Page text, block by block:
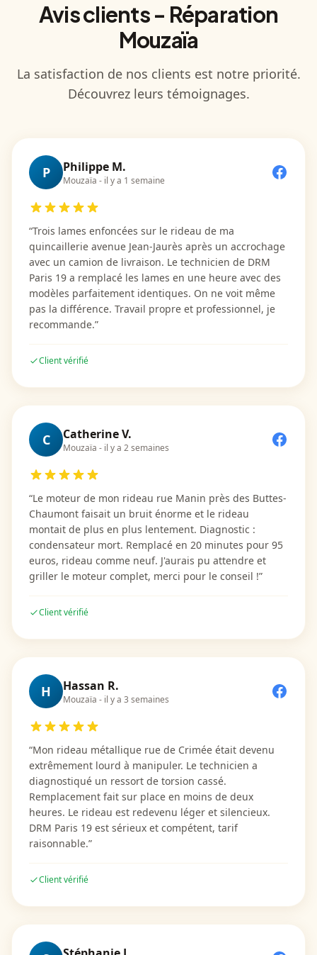
Avis clients - Réparation
Mouzaïa
La satisfaction de nos clients est notre priorité.
Découvrez leurs témoignages.
P Philippe M.
Mouzaïa - il y a 1 semaine
“Trois lames enfoncées sur le rideau de ma
quincaillerie avenue Jean-Jaurès après un accrochage
avec un camion de livraison. Le technicien de DRM
Paris 19 a remplacé les lames en une heure avec des
modèles parfaitement identiques. On ne voit même
pas la différence. Travail propre et professionnel, je
recommande.”
Client vérifié
C Catherine V.
Mouzaïa - il y a 2 semaines
“Le moteur de mon rideau rue Manin près des Buttes-
Chaumont faisait un bruit énorme et le rideau
montait de plus en plus lentement. Diagnostic :
condensateur mort. Remplacé en 20 minutes pour 95
euros, rideau comme neuf. J'aurais pu attendre et
griller le moteur complet, merci pour le conseil !”
Client vérifié
H Hassan R.
Mouzaïa - il y a 3 semaines
“Mon rideau métallique rue de Crimée était devenu
extrêmement lourd à manipuler. Le technicien a
diagnostiqué un ressort de torsion cassé.
Remplacement fait sur place en moins de deux
heures. Le rideau est redevenu léger et silencieux.
DRM Paris 19 est sérieux et compétent, tarif
raisonnable.”
Client vérifié